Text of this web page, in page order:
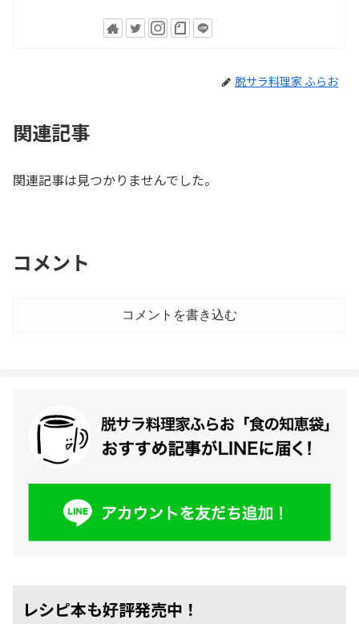
脱サラ料理家 ふらお
関連記事
関連記事は見つかりませんでした。
コメント
コメントを書き込む
レシピ本も好評発売中！